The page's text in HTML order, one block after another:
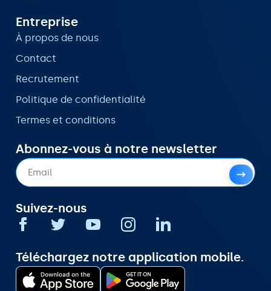
Entreprise
À propos de nous
Contact
Recrutement
Politique de confidentialité
Termes et conditions
Abonnez-vous à notre newsletter
Suivez-nous
Téléchargez notre application mobile.